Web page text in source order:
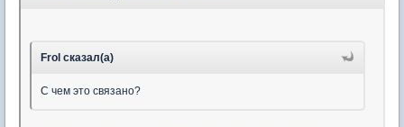
Frol сказал(а)
C чем это связано?